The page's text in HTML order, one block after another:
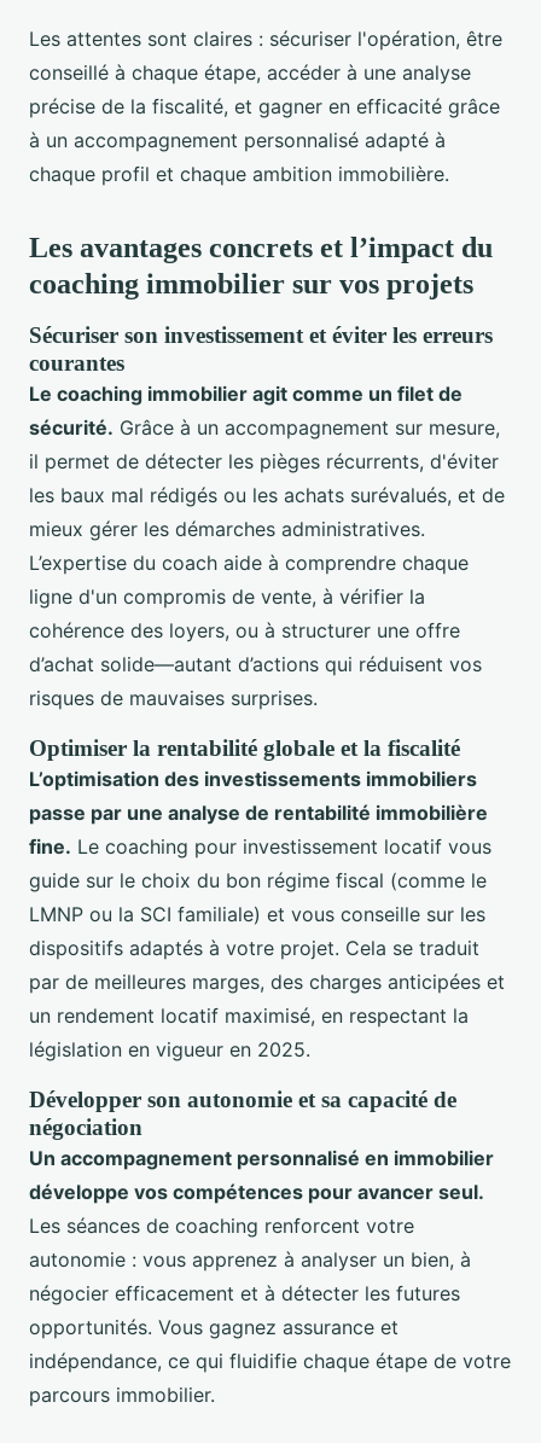
Les attentes sont claires : sécuriser l'opération, être
conseillé à chaque étape, accéder à une analyse
précise de la fiscalité, et gagner en efficacité grâce
à un accompagnement personnalisé adapté à
chaque profil et chaque ambition immobilière.
Les avantages concrets et l’impact du
coaching immobilier sur vos projets
Sécuriser son investissement et éviter les erreurs
courantes
Le coaching immobilier agit comme un filet de
sécurité. Grâce à un accompagnement sur mesure,
il permet de détecter les pièges récurrents, d'éviter
les baux mal rédigés ou les achats surévalués, et de
mieux gérer les démarches administratives.
L’expertise du coach aide à comprendre chaque
ligne d'un compromis de vente, à vérifier la
cohérence des loyers, ou à structurer une offre
d’achat solide—autant d’actions qui réduisent vos
risques de mauvaises surprises.
Optimiser la rentabilité globale et la fiscalité
L’optimisation des investissements immobiliers
passe par une analyse de rentabilité immobilière
fine. Le coaching pour investissement locatif vous
guide sur le choix du bon régime fiscal (comme le
LMNP ou la SCI familiale) et vous conseille sur les
dispositifs adaptés à votre projet. Cela se traduit
par de meilleures marges, des charges anticipées et
un rendement locatif maximisé, en respectant la
législation en vigueur en 2025.
Développer son autonomie et sa capacité de
négociation
Un accompagnement personnalisé en immobilier
développe vos compétences pour avancer seul.
Les séances de coaching renforcent votre
autonomie : vous apprenez à analyser un bien, à
négocier efficacement et à détecter les futures
opportunités. Vous gagnez assurance et
indépendance, ce qui fluidifie chaque étape de votre
parcours immobilier.